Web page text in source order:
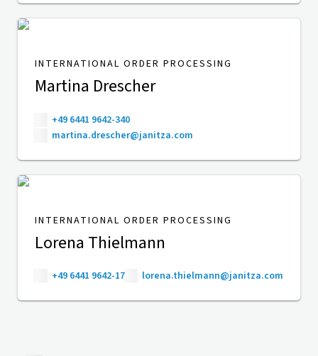
INTERNATIONAL ORDER PROCESSING
Martina Drescher
+49 6441 9642-340
martina.drescher@janitza.com
INTERNATIONAL ORDER PROCESSING
Lorena Thielmann
+49 6441 9642-17 lorena.thielmann@janitza.com